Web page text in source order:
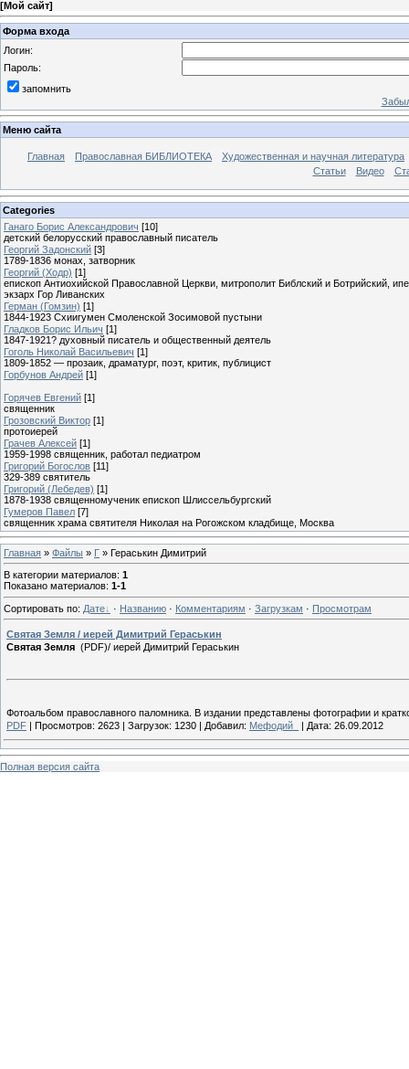
[Мой сайт]
Форма входа
Логин:
Пароль:
запомнить
Меню сайта
Главная Православная БИБЛИОТЕКА
Художественная и научная литература
Статьи
Видео
Categories
Ганаго Борис Александрович [10]
детский белорусский православный писатель
Георгий Задонский [3]
1789-1836 монах, затворник
Георгий (Ходр) [1]
епископ Антиохийской Православной Церкви, митрополит Библский и Ботрийский,
экзарх Гор Ливанских
Герман (Гомзин) [1]
1844-1923 Схиигумен Смоленской Зосимовой пустыни
Гладков Борис Ильич [1]
1847-1921? духовный писатель и общественный деятель
Гоголь Николай Васильевич [1]
1809-1852 — прозаик, драматург, поэт, критик, публицист
Горбунов Андрей [1]
Горячев Евгений [1]
священник
Грозовский Виктор [1]
протоиерей
Грачев Алексей [1]
1959-1998 священник, работал педиатром
Григорий Богослов [11]
329-389 святитель
Григорий (Лебедев) [1]
1878-1938 священномученик епископ Шлиссельбургский
Гумеров Павел [7]
священник храма святителя Николая на Рогожском кладбище, Москва
Главная » Файлы » Г » Гераськин Димитрий
В категории материалов: 1
Показано материалов: 1-1
Сортировать по: Дате · Названию · Комментариям · Загрузкам · Просмотрам
Святая Земля / иерей Димитрий Гераськин
Святая Земля (PDF)/ иерей Димитрий Гераськин
Фотоальбом православного паломника. В издании представлены фотографии и
PDF
Просмотров: 2623 Загрузок: 1230 Добавил: Мефодий_ Дата: 26.09.2012
Полная версия сайта